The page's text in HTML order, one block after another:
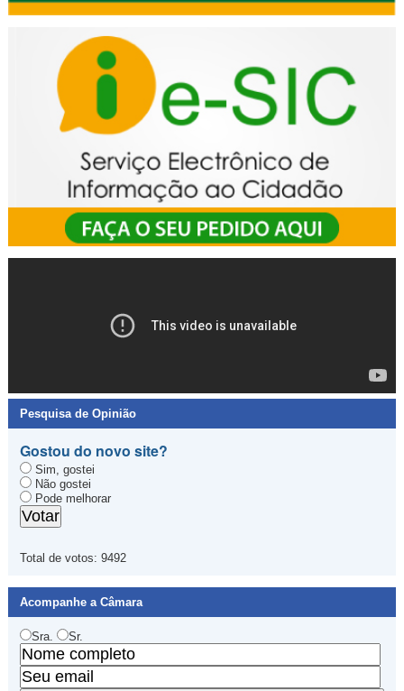
Pesquisa de Opinião
Gostou do novo site?
Sim, gostei
Não gostei
Pode melhorar
Total de votos: 9492
Acompanhe a Câmara
Sra. Sr.